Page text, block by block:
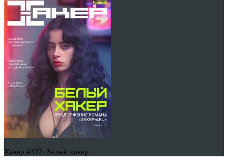
Хакер #322. Белый хакер